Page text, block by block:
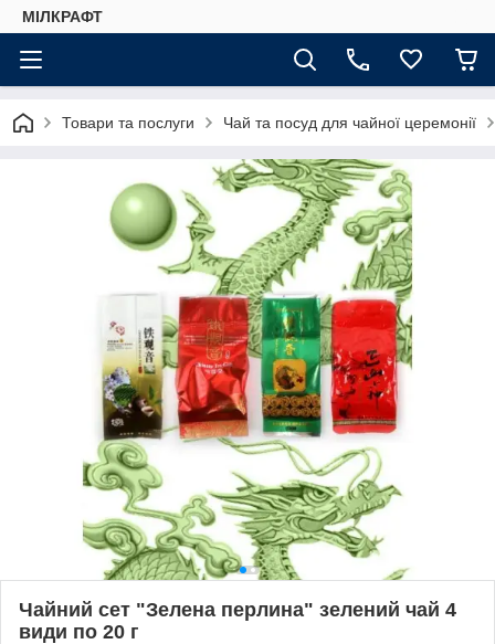
МІЛКРАФТ
Товари та послуги Чай та посуд для чайної церемонії
Чайний сет "Зелена перлина" зелений чай 4
види по 20 г